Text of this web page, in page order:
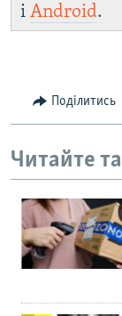
і Android.
Поділитись
Читайте